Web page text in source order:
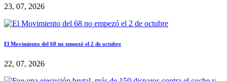
23, 07, 2026
El Movimiento del 68 no empezó el 2 de octubre
22, 07, 2026